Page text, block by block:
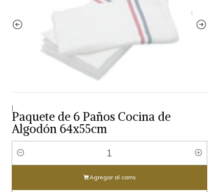
|
Paquete de 6 Paños Cocina de
Algodón 64x55cm
Cantidad
Agregar al carro